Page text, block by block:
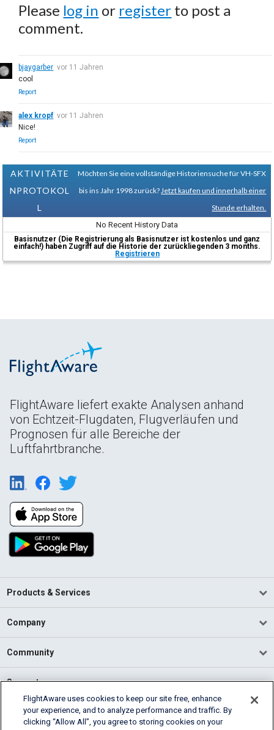
Please log in or register to post a
comment.
bjaygarber vor 11 Jahren
cool
Report
alex kropf vor 11 Jahren
Nice!
Report
AKTIVITÄTE
NPROTOKOL
L
Möchten Sie eine vollständige Historiensuche für VH-SFX
bis ins Jahr 1998 zurück? Jetzt kaufen und innerhalb einer
Stunde erhalten.
No Recent History Data
Basisnutzer (Die Registrierung als Basisnutzer ist kostenlos und ganz
einfach!) haben Zugriff auf die Historie der zurückliegenden 3 months.
Registrieren
FlightAware liefert exakte Analysen anhand
von Echtzeit-Flugdaten, Flugverläufen und
Prognosen für alle Bereiche der
Luftfahrtbranche.
Products & Services
Company
Community
Support
English (USA)
2026 FlightAware
FlightAware uses cookies to keep our site free, enhance
your experience, and to analyze performance and traffic. By
clicking “Allow All”, you agree to storing cookies on your